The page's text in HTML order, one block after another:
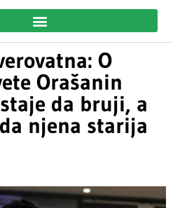
O
Orašanin
da bruji, a
njena starija